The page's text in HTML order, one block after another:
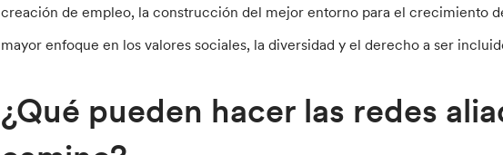
creación de empleo, la construcción del mejor entorno para el crecimiento
mayor enfoque en los valores sociales, la diversidad y el derecho a ser
¿Qué pueden hacer las redes